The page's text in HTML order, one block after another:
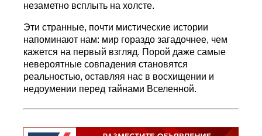
незаметно всплыть на холсте.
Эти странные, почти мистические истории
напоминают нам: мир гораздо загадочнее, чем
кажется на первый взгляд. Порой даже самые
невероятные совпадения становятся
реальностью, оставляя нас в восхищении и
недоумении перед тайнами Вселенной.